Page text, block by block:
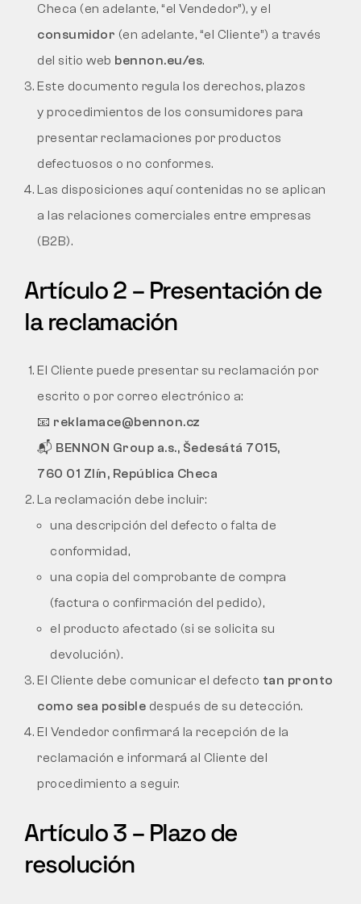
TIENDA CON CAFETERÍA
DEVOLUCIONES
Checa (en adelante, “el Vendedor”), y el
consumidor (en adelante, “el Cliente”) a través
del sitio web bennon.eu/es.
Este documento regula los derechos, plazos
y procedimientos de los consumidores para
presentar reclamaciones por productos
defectuosos o no conformes.
Las disposiciones aquí contenidas no se aplican
a las relaciones comerciales entre empresas
(B2B).
Artículo 2 – Presentación de
la reclamación
El Cliente puede presentar su reclamación por
escrito o por correo electrónico a:
📧 reklamace@bennon.cz
📬 BENNON Group a.s., Šedesátá 7015,
760 01 Zlín, República Checa
La reclamación debe incluir:
una descripción del defecto o falta de
conformidad,
una copia del comprobante de compra
(factura o confirmación del pedido),
el producto afectado (si se solicita su
devolución).
El Cliente debe comunicar el defecto tan pronto
como sea posible después de su detección.
El Vendedor confirmará la recepción de la
reclamación e informará al Cliente del
procedimiento a seguir.
Artículo 3 – Plazo de
resolución